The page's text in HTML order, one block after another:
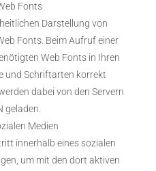
Fonts
Darstellung von
Fonts. Beim Aufruf einer
Web Fonts in Ihren
und Schriftarten korrekt
dabei von den Servern
geladen.
Medien
innerhalb eines sozialen
um mit den dort aktiven